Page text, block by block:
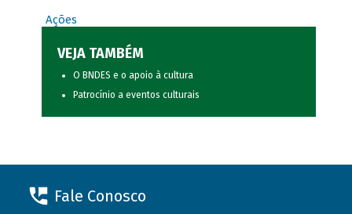
Ações
VEJA TAMBÉM
O BNDES e o apoio à cultura
Patrocínio a eventos culturais
Fale Conosco